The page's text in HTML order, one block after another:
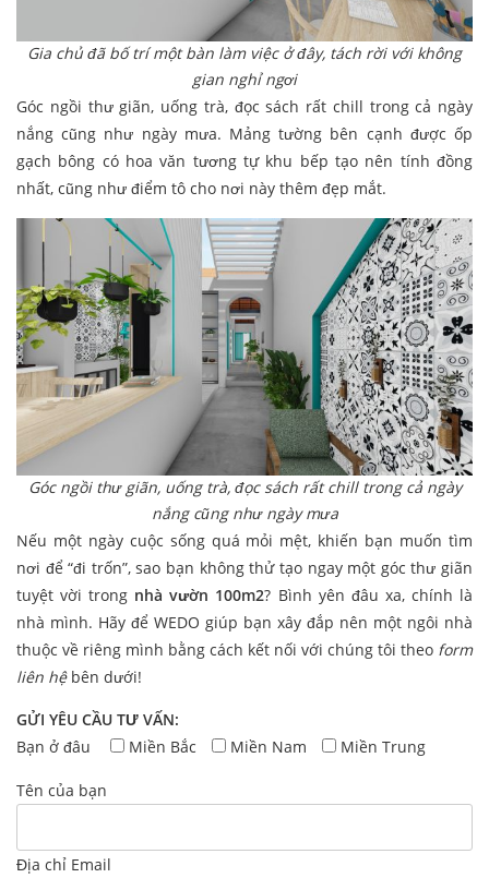
Gia chủ đã bố trí một bàn làm việc ở đây, tách rời với không
gian nghỉ ngơi
Góc ngồi thư giãn, uống trà, đọc sách rất chill trong cả ngày
nắng cũng như ngày mưa. Mảng tường bên cạnh được ốp
gạch bông có hoa văn tương tự khu bếp tạo nên tính đồng
nhất, cũng như điểm tô cho nơi này thêm đẹp mắt.
Góc ngồi thư giãn, uống trà, đọc sách rất chill trong cả ngày
nắng cũng như ngày mưa
Nếu một ngày cuộc sống quá mỏi mệt, khiến bạn muốn tìm
nơi để “đi trốn”, sao bạn không thử tạo ngay một góc thư giãn
tuyệt vời trong nhà vườn 100m2? Bình yên đâu xa, chính là
nhà mình. Hãy để WEDO giúp bạn xây đắp nên một ngôi nhà
thuộc về riêng mình bằng cách kết nối với chúng tôi theo form
liên hệbên dưới!
GỬI YÊU CẦU TƯ VẤN:
Bạn ở đâu
Miền Bắc Miền Nam Miền Trung
Tên của bạn
Địa chỉ Email